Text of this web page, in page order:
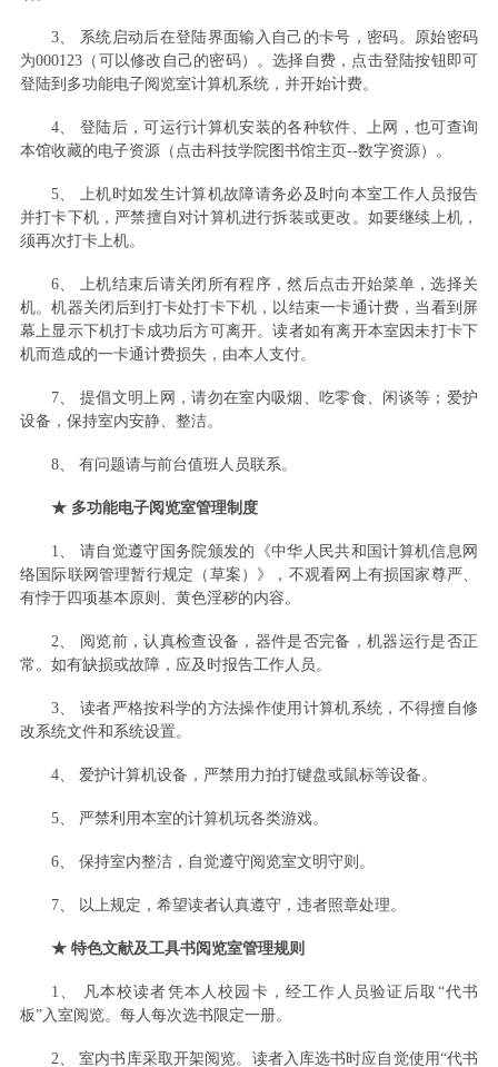
3、 系统启动后在登陆界面输入自己的卡号，密码。原始密码
为000123（可以修改自己的密码）。选择自费，点击登陆按钮即可
登陆到多功能电子阅览室计算机系统，并开始计费。
4、 登陆后，可运行计算机安装的各种软件、上网，也可查询
本馆收藏的电子资源（点击科技学院图书馆主页--数字资源）。
5、 上机时如发生计算机故障请务必及时向本室工作人员报告
并打卡下机，严禁擅自对计算机进行拆装或更改。如要继续上机，
须再次打卡上机。
6、 上机结束后请关闭所有程序，然后点击开始菜单，选择关
机。机器关闭后到打卡处打卡下机，以结束一卡通计费，当看到屏
幕上显示下机打卡成功后方可离开。读者如有离开本室因未打卡下
机而造成的一卡通计费损失，由本人支付。
7、 提倡文明上网，请勿在室内吸烟、吃零食、闲谈等；爱护
设备，保持室内安静、整洁。
8、 有问题请与前台值班人员联系。
★ 多功能电子阅览室管理制度
1、 请自觉遵守国务院颁发的《中华人民共和国计算机信息网
络国际联网管理暂行规定（草案）》，不观看网上有损国家尊严、
有悖于四项基本原则、黄色淫秽的内容。
2、 阅览前，认真检查设备，器件是否完备，机器运行是否正
常。如有缺损或故障，应及时报告工作人员。
3、 读者严格按科学的方法操作使用计算机系统，不得擅自修
改系统文件和系统设置。
4、 爱护计算机设备，严禁用力拍打键盘或鼠标等设备。
5、 严禁利用本室的计算机玩各类游戏。
6、 保持室内整洁，自觉遵守阅览室文明守则。
7、 以上规定，希望读者认真遵守，违者照章处理。
★ 特色文献及工具书阅览室管理规则
1、
凡本校读者凭本人校园卡，经工作人员验证后取“代书
板”入室阅览。每人每次选书限定一册。
2、室内书库采取开架阅览。读者入库选书时应自觉使用“代书